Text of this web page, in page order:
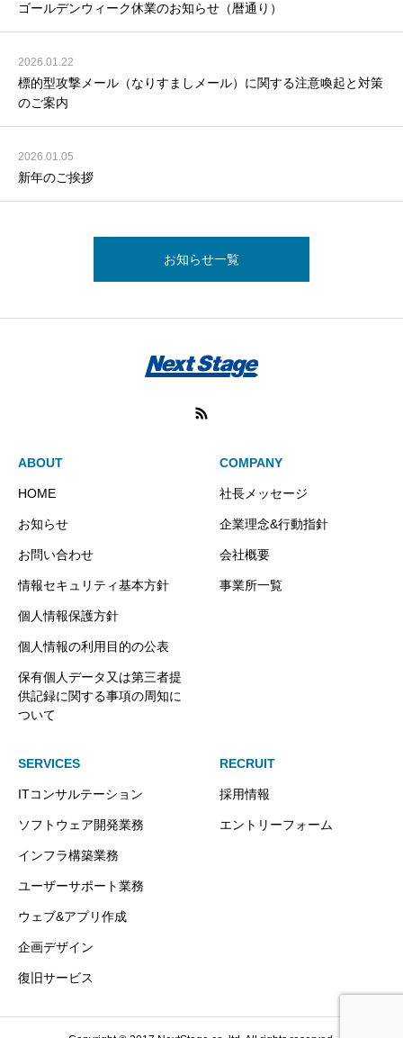
ゴールデンウィーク休業のお知らせ（暦通り）
2026.01.22
標的型攻撃メール（なりすましメール）に関する注意喚起と対策
のご案内
2026.01.05
新年のご挨拶
お知らせ一覧
ABOUT
HOME
お知らせ
お問い合わせ
情報セキュリティ基本方針
個人情報保護方針
個人情報の利用目的の公表
保有個人データ又は第三者提
供記録に関する事項の周知に
ついて
COMPANY
社長メッセージ
企業理念&行動指針
会社概要
事業所一覧
SERVICES
ITコンサルテーション
ソフトウェア開発業務
インフラ構築業務
ユーザーサポート業務
ウェブ&アプリ作成
企画デザイン
復旧サービス
RECRUIT
採用情報
エントリーフォーム